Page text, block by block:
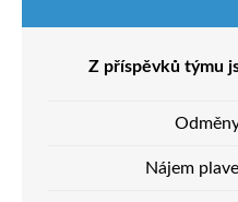
Z příspěvků týmu
Nájem